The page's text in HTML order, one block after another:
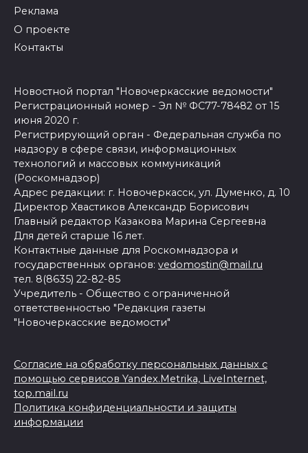
Реклама
О проекте
Контакты
Новостной портал "Новочеркасские ведомости"
Регистрационный номер - Эл № ФС77-78482 от 15
июня 2020 г.
Регистрирующий орган - Федеральная служба по
надзору в сфере связи, информационных
технологий и массовых коммуникаций
(Роскомнадзор)
Адрес редакции: г. Новочеркасск, ул. Думенко, д. 10
Директор Хвастиков Александр Борисович
Главный редактор Казакова Марина Сергеевна
Для детей старше 16 лет.
Контактные данные для Роскомнадзора и
государственных органов: vedomostin@mail.ru
тел. 8(8635) 22-82-85
Учредитель - Общество с ограниченной
ответственностью "Редакция газеты
"Новочеркасские ведомости"
Согласие на обработку персональных данных с
помощью сервисов Yandex.Metrika, LiveInternet,
top.mail.ru
Политика конфиденциальности и защиты
информации